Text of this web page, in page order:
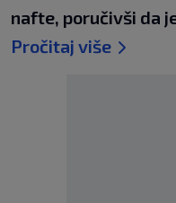
nafte, poručivši da
Pročitaj više